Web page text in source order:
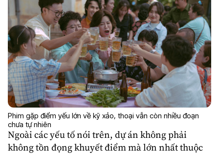
Phim gặp điểm yếu lớn về kỹ xảo, thoại vẫn còn nhiều đoạn
chưa tự nhiên
Ngoài các yếu tố nói trên, dự án không phải
không tồn đọng khuyết điểm mà lớn nhất thuộc